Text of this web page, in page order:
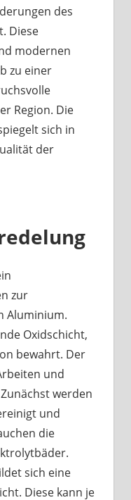
des
Diese
modernen
zu einer
Region. Die
sich in
der
zur
Aluminium.
Oxidschicht,
bewahrt. Der
und
werden
und
die
sich eine
Diese kann je